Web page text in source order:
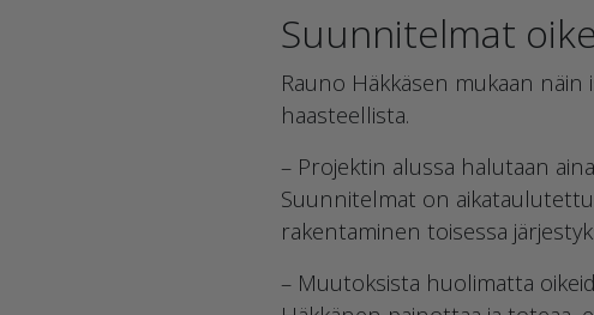
Suunnitelmat
Rauno Häkkäsen mukaan
haasteellista.
– Projektin alussa halutaan
Suunnitelmat on
rakentaminen toisessa
– Muutoksista huolimatta